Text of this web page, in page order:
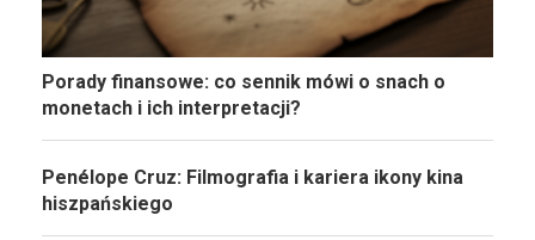
Porady finansowe: co sennik mówi o snach o
monetach i ich interpretacji?
Penélope Cruz: Filmografia i kariera ikony kina
hiszpańskiego